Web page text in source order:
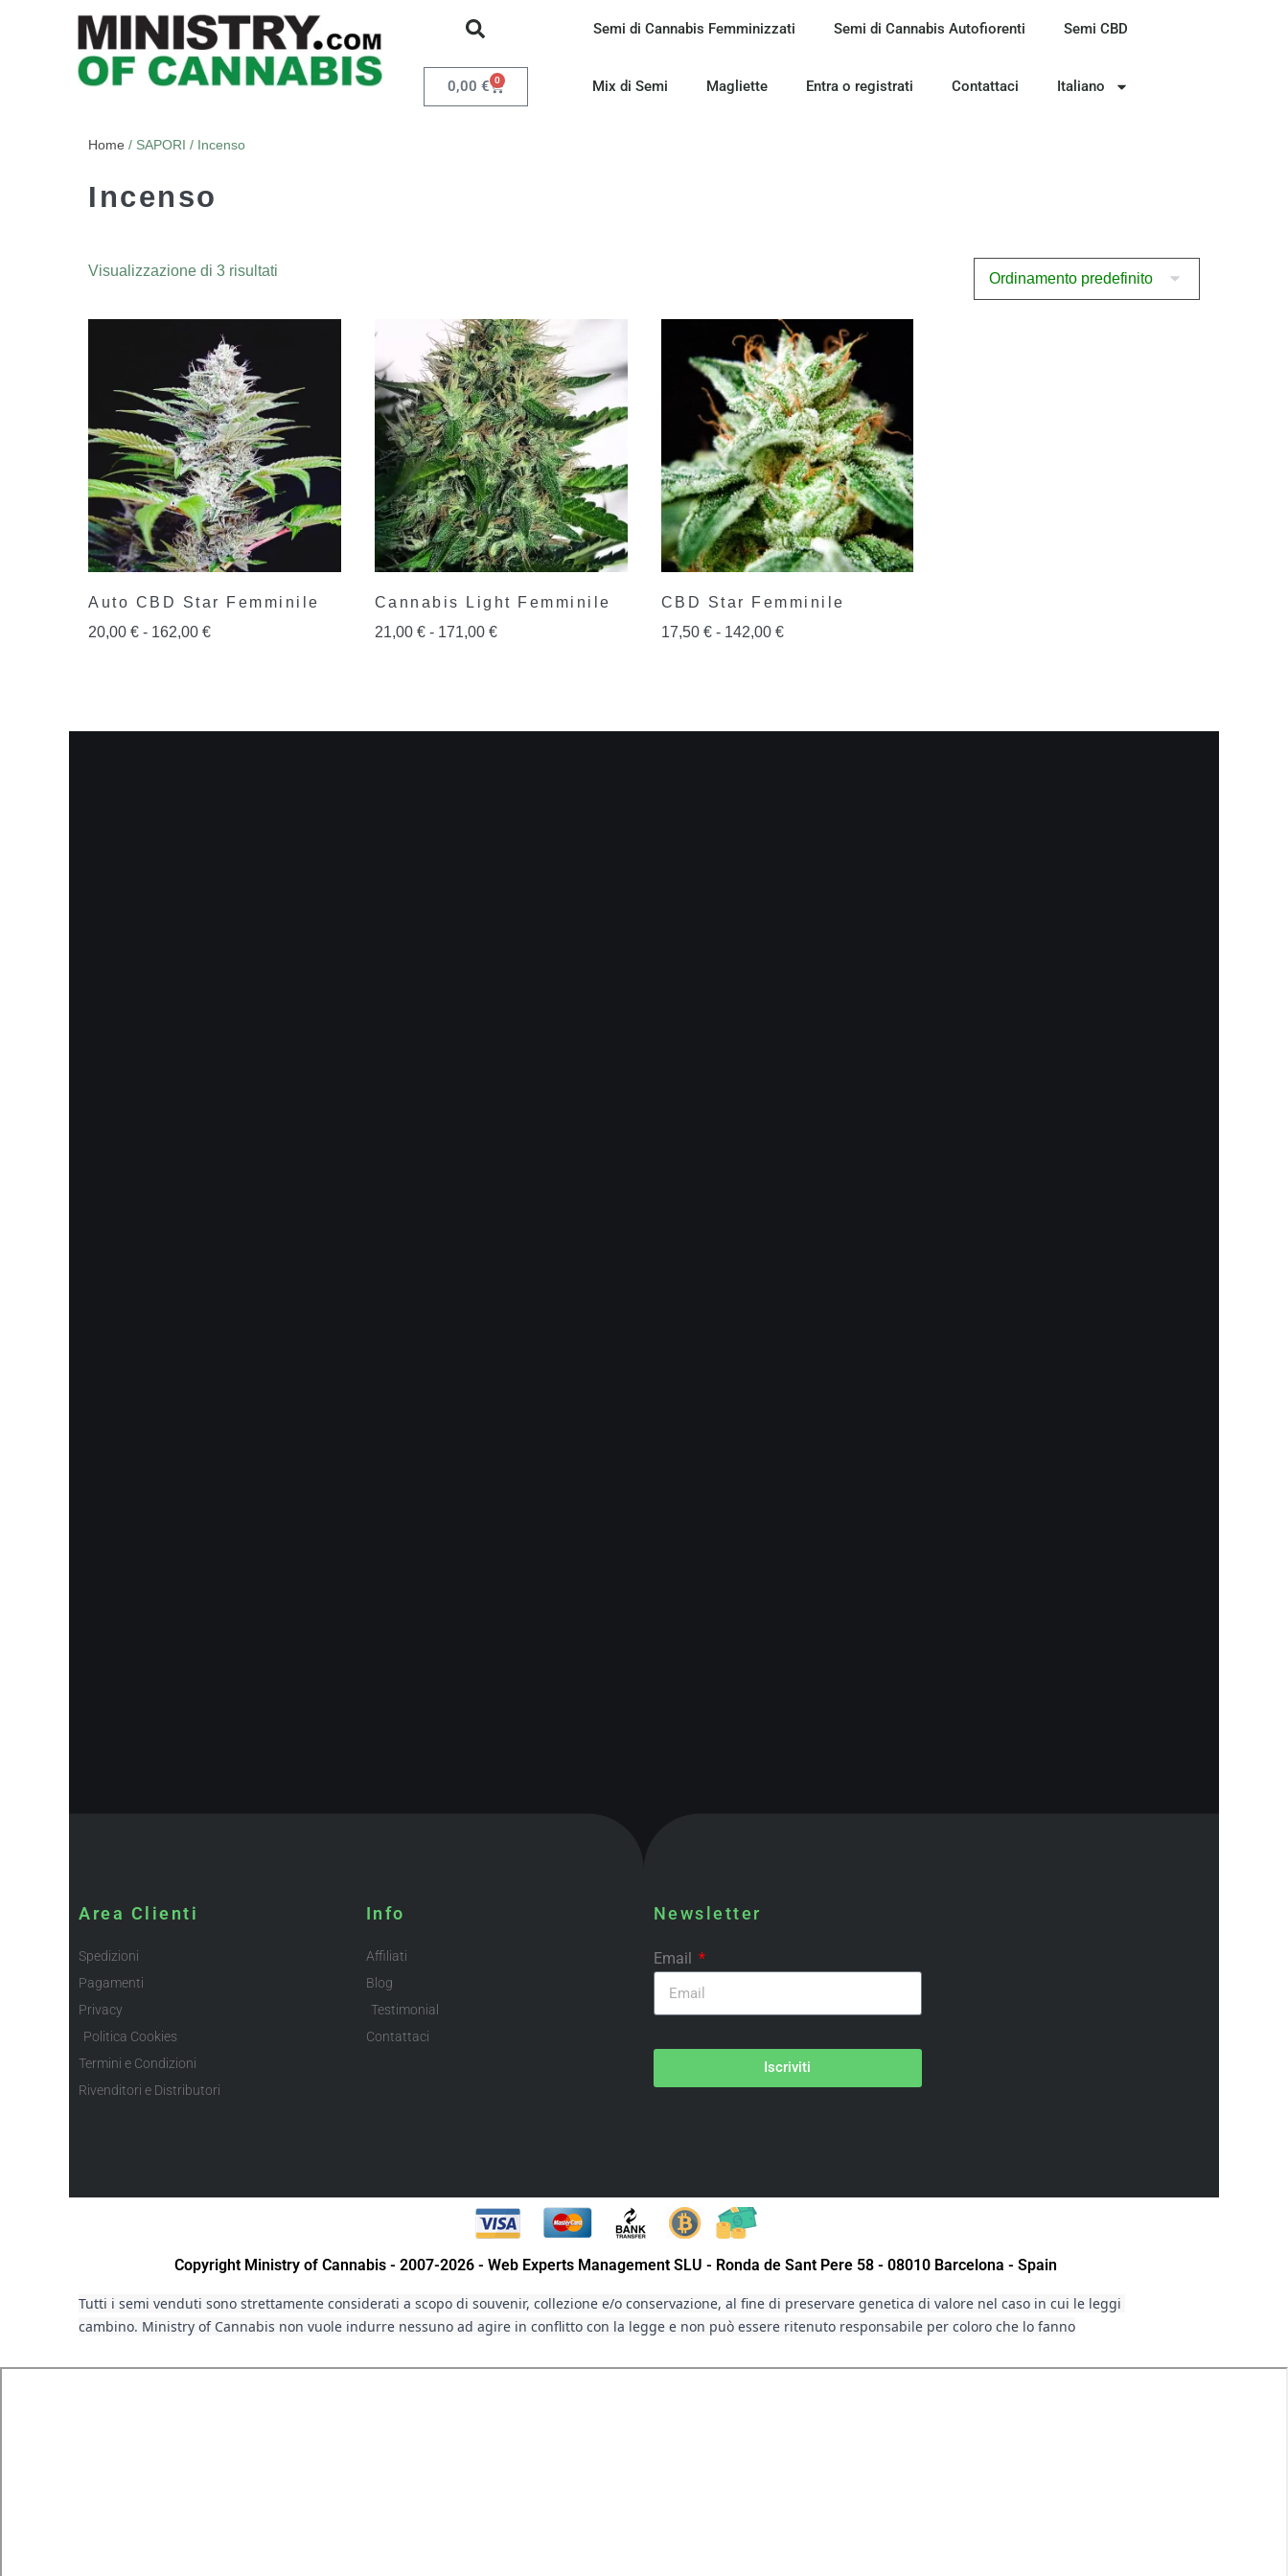
0,00 € 0
Semi di Cannabis Femminizzati Semi di Cannabis Autofiorenti Semi CBD
Mix di Semi Magliette Entra o registrati Contattaci Italiano
Home / SAPORI / Incenso
Incenso
Visualizzazione di 3 risultati
Auto CBD Star Femminile
20,00 € - 162,00 €
Cannabis Light Femminile
21,00 € - 171,00 €
CBD Star Femminile
17,50 € - 142,00 €
Area Clienti
Spedizioni
Pagamenti
Privacy
Politica Cookies
Termini e Condizioni
Rivenditori e Distributori
Info
Affiliati
Blog
Testimonial
Contattaci
Newsletter
Email
Iscriviti
Copyright Ministry of Cannabis - 2007-2026 - Web Experts Management SLU - Ronda de Sant Pere 58 - 08010 Barcelona - Spain
Tutti i semi venduti sono strettamente considerati a scopo di souvenir, collezione e/o conservazione, al fine di preservare genetica di valore nel caso in cui le leggi
cambino. Ministry of Cannabis non vuole indurre nessuno ad agire in conflitto con la legge e non può essere ritenuto responsabile per coloro che lo fanno